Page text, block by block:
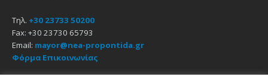
Τηλ. +30 23733 50200
Fax: +30 23730 65793
Email: mayor@nea-propontida.gr
Φόρμα Επικοινωνίας